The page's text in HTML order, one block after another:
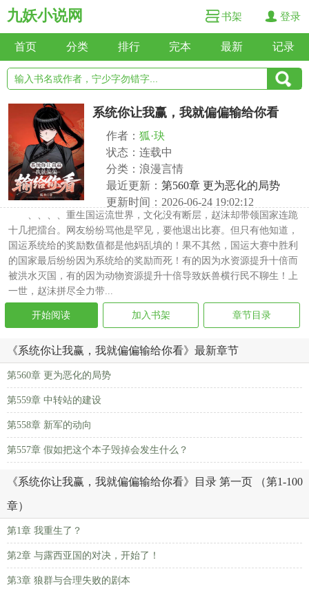
九妖小说网 书架 登录
首页 分类 排行 完本 最新 记录
系统你让我赢，我就偏偏输给你看
作者： 狐·玦
状态：连载中
分类：浪漫言情
最近更新： 第560章 更为恶化的局势
更新时间：2026-06-24 19:02:12
、、、、重生国运流世界，文化没有断层，赵沫却带领国家连跪
十几把擂台。网友纷纷骂他是罕见，要他退出比赛。但只有他知道，
国运系统给的奖励数值都是他妈乱填的！果不其然，国运大赛中胜利
的国家最后纷纷因为系统给的奖励而死！有的因为水资源提升十倍而
被洪水灭国，有的因为动物资源提升十倍导致妖兽横行民不聊生！上
一世，赵沫拼尽全力带...
开始阅读 加入书架 章节目录
《系统你让我赢，我就偏偏输给你看》最新章节
第560章 更为恶化的局势
第559章 中转站的建设
第558章 新军的动向
第557章 假如把这个本子毁掉会发生什么？
《系统你让我赢，我就偏偏输给你看》目录 第一页 （第1-100
章）
第1章 我重生了？
第2章 与露西亚国的对决，开始了！
第3章 狼群与合理失败的剧本